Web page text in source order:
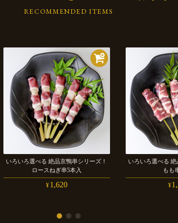
RECOMMENDED ITEMS
いろいろ選べる 絶品京鴨串シリーズ！
ロースねぎ串5本入
¥ 1,620
いろいろ選べる 絶
もも
¥